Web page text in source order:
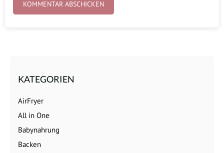
KATEGORIEN
AirFryer
All in One
Babynahrung
Backen